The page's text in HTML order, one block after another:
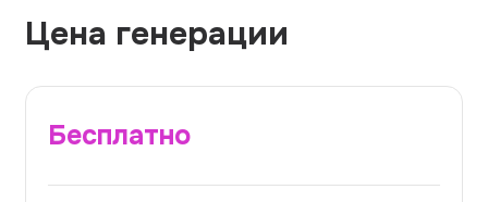
Цена генерации
Бесплатно